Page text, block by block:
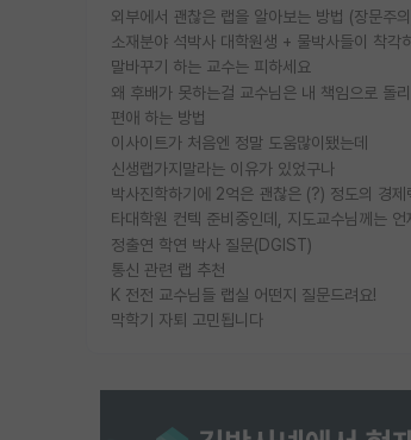
외부에서 괜찮은 랩을 알아보는 방법 (장문주
소재분야 석박사 대학원생 + 물박사들이 착각
말바꾸기 하는 교수는 피하세요
편애 하는 방법
이사이트가 처음엔 정말 도움많이됐는데
신생랩가지말라는 이유가 있었구나
정출연 학연 박사 질문(DGIST)
통신 관련 랩 추천
K 전전 교수님들 랩실 어떤지 질문드려요!
막학기 자퇴 고민됩니다